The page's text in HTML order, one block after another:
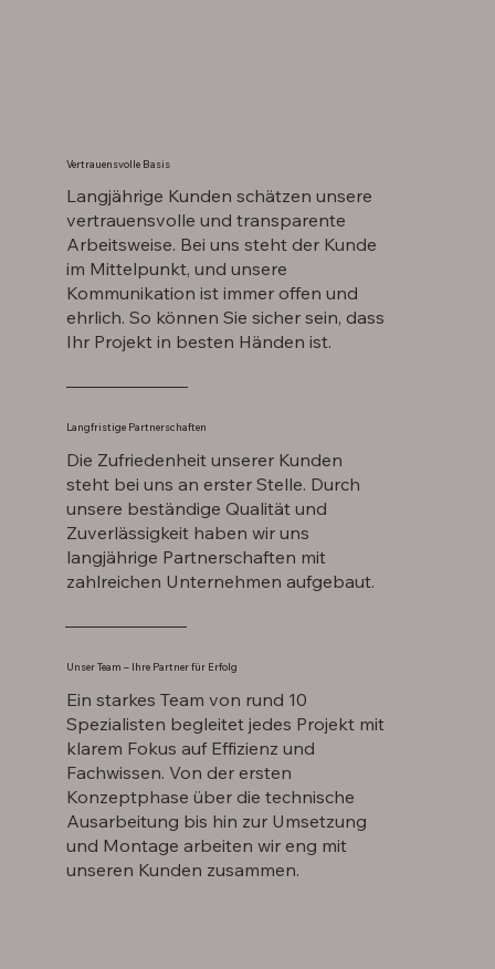
Vertrauensvolle Basis
Langjährige Kunden schätzen unsere
vertrauensvolle und transparente
Arbeitsweise. Bei uns steht der Kunde
im Mittelpunkt, und unsere
Kommunikation ist immer offen und
ehrlich. So können Sie sicher sein, dass
Ihr Projekt in besten Händen ist.
Langfristige Partnerschaften
Die Zufriedenheit unserer Kunden
steht bei uns an erster Stelle. Durch
unsere beständige Qualität und
Zuverlässigkeit haben wir uns
langjährige Partnerschaften mit
zahlreichen Unternehmen aufgebaut.
Unser Team – Ihre Partner für Erfolg
Ein starkes Team von rund 10
Spezialisten begleitet jedes Projekt mit
klarem Fokus auf Effizienz und
Fachwissen. Von der ersten
Konzeptphase über die technische
Ausarbeitung bis hin zur Umsetzung
und Montage arbeiten wir eng mit
unseren Kunden zusammen.